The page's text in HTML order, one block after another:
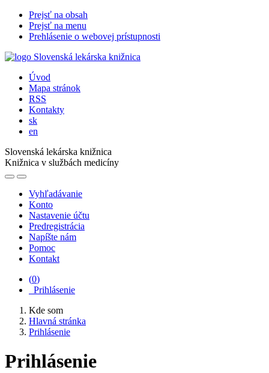
Prejsť na obsah
Prejsť na menu
Prehlásenie o webovej prístupnosti
Úvod
Mapa stránok
RSS
Kontakty
sk
en
Slovenská lekárska knižnica
Knižnica v službách medicíny
Vyhľadávanie
Konto
Nastavenie účtu
Predregistrácia
Napíšte nám
Pomoc
Kontakt
(0)
Prihlásenie
Kde som
Hlavná stránka
Prihlásenie
Prihlásenie